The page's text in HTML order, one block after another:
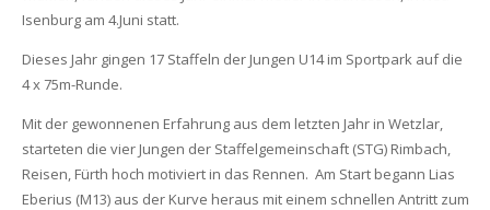
Isenburg am 4.Juni statt.
Dieses Jahr gingen 17 Staffeln der Jungen U14 im Sportpark auf die
4 x 75m-Runde.
Mit der gewonnenen Erfahrung aus dem letzten Jahr in Wetzlar,
starteten die vier Jungen der Staffelgemeinschaft (STG) Rimbach,
Reisen, Fürth hoch motiviert in das Rennen. Am Start begann Lias
Eberius (M13) aus der Kurve heraus mit einem schnellen Antritt zum